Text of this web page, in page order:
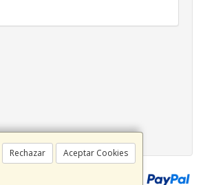
Rechazar Aceptar Cookies